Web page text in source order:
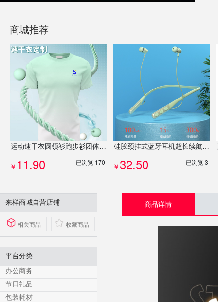
商城推荐
运动速干衣圆领衫跑步衫团体服团建服T恤马拉松服装衣服专业定制
￥ 11.90 已浏览 170
硅胶颈挂式蓝牙耳机超长续航挂脖式运动ENC降噪入耳式运动耳机
￥ 32.50 已浏览 3
来样商城自营店铺
相关商品 收藏商品
平台分类
办公商务
节日礼品
包装耗材
商品详情